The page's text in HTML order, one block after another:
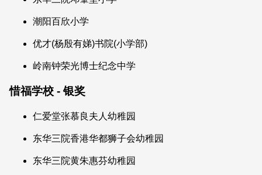
潮阳百欣小学
优才(杨殷有娣)书院(小学部)
岭南钟荣光博士纪念中学
惜福学校 - 银奖
仁爱堂张慕良夫人幼稚园
东华三院香港华都狮子会幼稚园
东华三院黄朱惠芬幼稚园